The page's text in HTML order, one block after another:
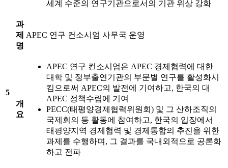
세계 수준의 연구기관으로서의 기관 위상 강화
5
과
제
명
APEC 연구 컨소시엄 사무국 운영
개
요
APEC 연구 컨소시엄은 APEC 경제협력에 대한
대학 및 정부출연기관의 부문별 연구를 활성화시
킴으로써 APEC의 발전에 기여하고, 한국의 대
APEC 정책수립에 기여
PECC(태평양경제협력위원회) 및 그 산하조직의
국제회의 등 활동에 참여하고, 한국의 입장에서
태평양지역 경제협력 및 경제통합의 추진을 위한
과제를 수행하며, 그 결과를 국내외적으로 공론화
하고 전파